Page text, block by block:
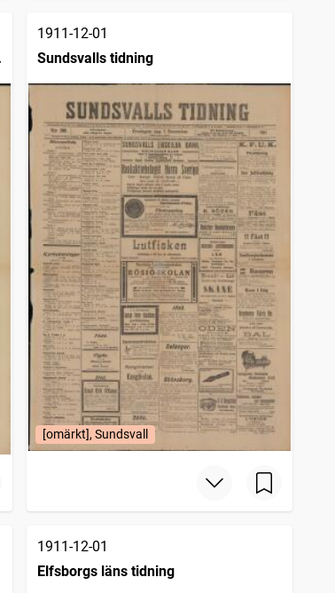
1911-12-01
Sundsvalls tidning
[omärkt], Sundsvall
1911-12-01
Elfsborgs läns tidning